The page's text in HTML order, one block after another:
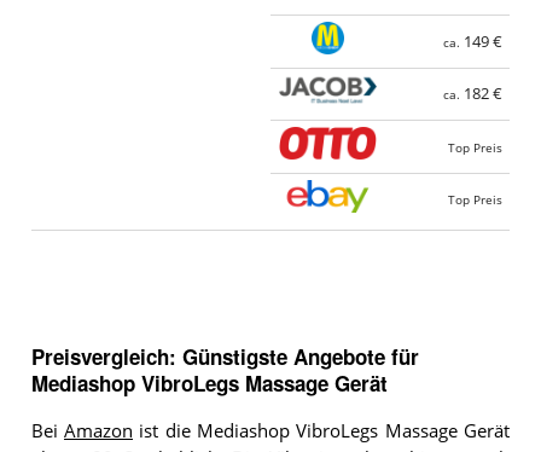
ca. 149 €
ca. 182 €
Top Preis
Top Preis
Preisvergleich: Günstigste Angebote für
Mediashop VibroLegs Massage Gerät
Bei Amazon ist die Mediashop VibroLegs Massage Gerät